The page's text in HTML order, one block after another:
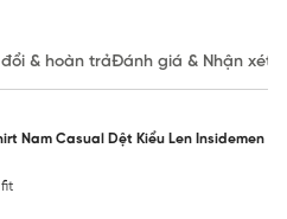
& hoàn trảĐánh giá & Nhận xét
Nam Casual Dệt Kiểu Len Insidemen